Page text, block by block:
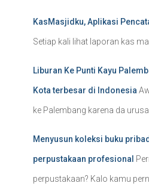
KasMasjidku, Aplikasi
Setiap kali lihat laporan kas
Liburan Ke Punti Kayu
Kota terbesar di Indonesia
ke Palembang karena da
Menyusun koleksi buku
perpustakaan profesional
perpustakaan? Kalo kamu